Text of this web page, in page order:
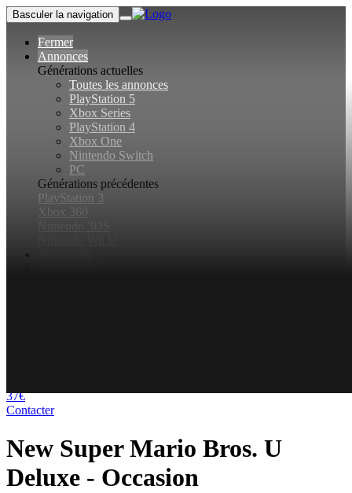
Basculer la navigation
Fermer
Annonces
Générations actuelles
Toutes les annonces
PlayStation 5
Xbox Series
PlayStation 4
Xbox One
Nintendo Switch
PC
Générations précédentes
PlayStation 3
Xbox 360
37€
Contacter
New Super Mario Bros. U
Deluxe - Occasion